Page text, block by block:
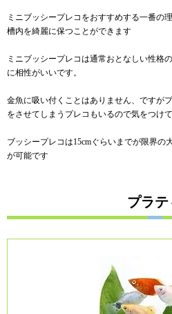
ミニブッシープレコをおすすめする一番の
槽内を綺麗に保つことができます
ミニブッシープレコは通常おとなしい性格
に相性がいいです。
金魚に吸い付くことはありません、ですが
をさせてしまうプレコもいるので気をつけて
ブッシープレコは15cmぐらいまでが限界の
が可能です
プラテ